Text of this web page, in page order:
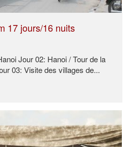
17 jours/16 nuits
Jour 02: Hanoi / Tour de la
03: Visite des villages de...